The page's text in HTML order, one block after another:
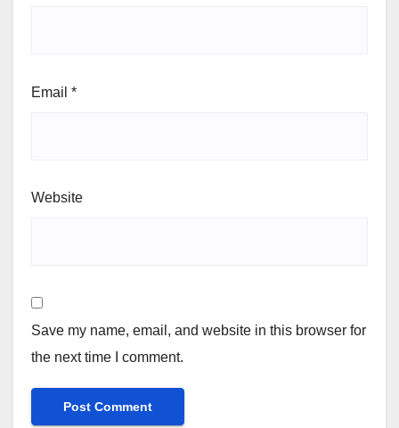
Email *
Website
Save my name, email, and website in this browser for
the next time I comment.